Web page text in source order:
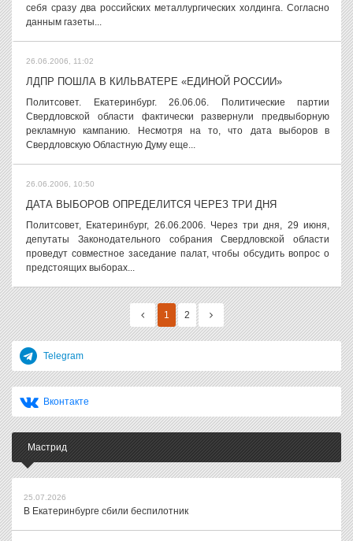
себя сразу два российских металлургических холдинга. Согласно
данным газеты...
26.06.2006, 11:02
ЛДПР ПОШЛА В КИЛЬВАТЕРЕ «ЕДИНОЙ РОССИИ»
Политсовет. Екатеринбург. 26.06.06. Политические партии
Свердловской области фактически развернули предвыборную
рекламную кампанию. Несмотря на то, что дата выборов в
Свердловскую Областную Думу еще...
26.06.2006, 10:50
ДАТА ВЫБОРОВ ОПРЕДЕЛИТСЯ ЧЕРЕЗ ТРИ ДНЯ
Политсовет, Екатеринбург, 26.06.2006. Через три дня, 29 июня,
депутаты Законодательного собрания Свердловской области
проведут совместное заседание палат, чтобы обсудить вопрос о
предстоящих выборах...
1 2
Telegram
Вконтакте
Мастрид
25.07.2026
В Екатеринбурге сбили беспилотник